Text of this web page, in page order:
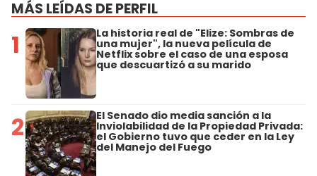
MÁS LEÍDAS DE PERFIL
1 La historia real de "Elize: Sombras de
una mujer", la nueva película de
Netflix sobre el caso de una esposa
que descuartizó a su marido
2 El Senado dio media sanción a la
Inviolabilidad de la Propiedad Privada:
el Gobierno tuvo que ceder en la Ley
del Manejo del Fuego